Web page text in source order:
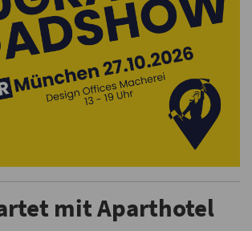
mit Aparthotel